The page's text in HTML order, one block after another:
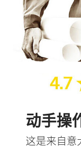
动手操
这是来自意